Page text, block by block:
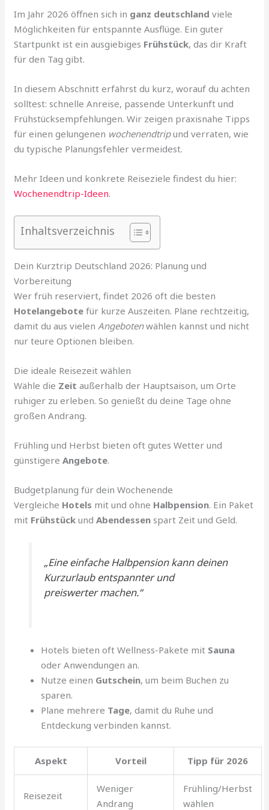
Im Jahr 2026 öffnen sich in ganz deutschland viele
Möglichkeiten für entspannte Ausflüge. Ein guter
Startpunkt ist ein ausgiebiges Frühstück, das dir Kraft
für den Tag gibt.
In diesem Abschnitt erfährst du kurz, worauf du achten
solltest: schnelle Anreise, passende Unterkunft und
Frühstücksempfehlungen. Wir zeigen praxisnahe Tipps
für einen gelungenen wochenendtripund verraten, wie
du typische Planungsfehler vermeidest.
Mehr Ideen und konkrete Reiseziele findest du hier:
Wochenendtrip-Ideen.
Inhaltsverzeichnis
Dein Kurztrip Deutschland 2026: Planung und
Vorbereitung
Wer früh reserviert, findet 2026 oft die besten
Hotelangebote für kurze Auszeiten. Plane rechtzeitig,
damit du aus vielenAngebotenwählen kannst und nicht
nur teure Optionen bleiben.
Die ideale Reisezeit wählen
Wähle die Zeit außerhalb der Hauptsaison, um Orte
ruhiger zu erleben. So genießt du deine Tage ohne
großen Andrang.
Frühling und Herbst bieten oft gutes Wetter und
günstigereAngebote.
Budgetplanung für dein Wochenende
Vergleiche Hotels mit und ohne Halbpension. Ein Paket
mit Frühstück undAbendessen spart Zeit und Geld.
„Eine einfache Halbpension kann deinen
Kurzurlaub entspannter und
preiswerter machen.“
Hotels bieten oft Wellness-Pakete mit Sauna
oder Anwendungen an.
Nutze einen Gutschein, um beim Buchen zu
sparen.
Plane mehrere Tage, damit du Ruhe und
Entdeckung verbinden kannst.
Aspekt Vorteil Tipp für 2026
Reisezeit
Weniger
Andrang
Frühling/Herbst
wählen